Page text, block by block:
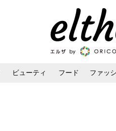
ビューティ フード ファッ